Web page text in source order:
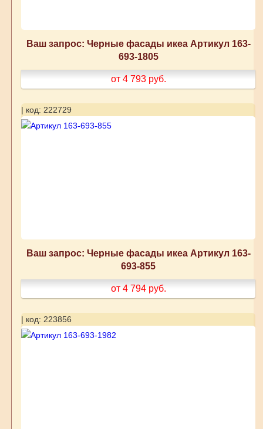
Ваш запрос: Черные фасады икеа Артикул 163-
693-1805
от 4 793 руб.
| код: 222729
Ваш запрос: Черные фасады икеа Артикул 163-
693-855
от 4 794 руб.
| код: 223856